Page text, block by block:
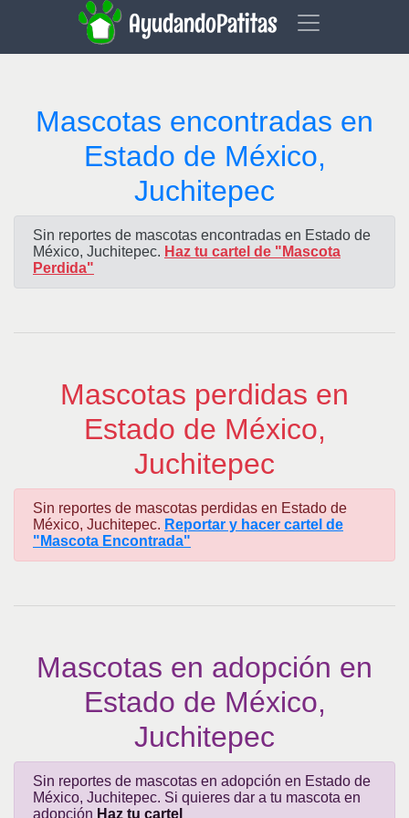
AyudandoPatitas
Mascotas encontradas en
Estado de México,
Juchitepec
Sin reportes de mascotas encontradas en Estado de
México, Juchitepec. Haz tu cartel de "Mascota
Perdida"
Mascotas perdidas en
Estado de México,
Juchitepec
Sin reportes de mascotas perdidas en Estado de
México, Juchitepec. Reportar y hacer cartel de
"Mascota Encontrada"
Mascotas en adopción en
Estado de México,
Juchitepec
Sin reportes de mascotas en adopción en Estado de
México, Juchitepec. Si quieres dar a tu mascota en
adopción Haz tu cartel